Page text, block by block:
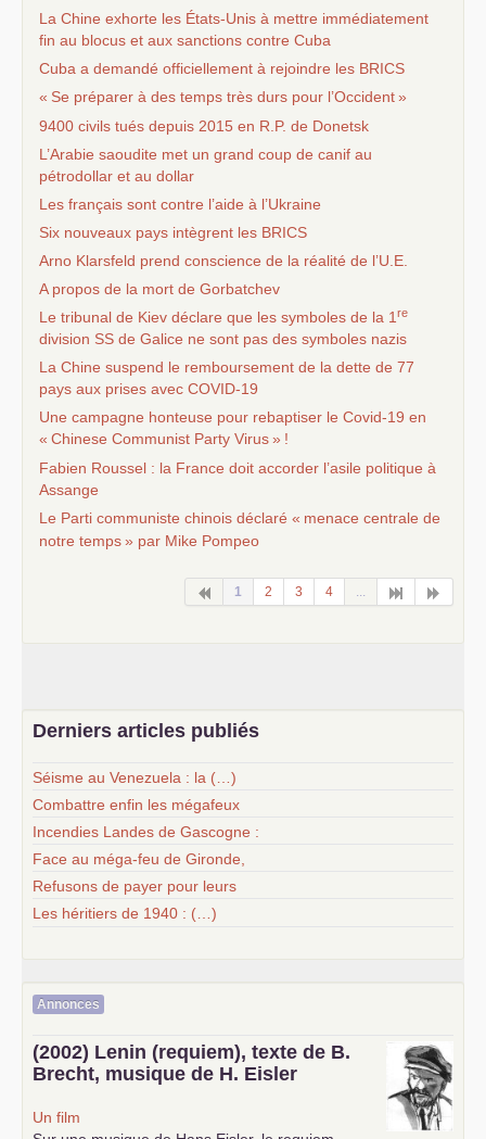
La Chine exhorte les États-Unis à mettre immédiatement
fin au blocus et aux sanctions contre Cuba
Cuba a demandé officiellement à rejoindre les BRICS
« Se préparer à des temps très durs pour l’Occident»
9400 civils tués depuis 2015 en R.P. de Donetsk
L’Arabie saoudite met un grand coup de canif au
pétrodollar et au dollar
Les français sont contre l’aide à l’Ukraine
Six nouveaux pays intègrent les BRICS
Arno Klarsfeld prend conscience de la réalité de l’U.E.
A propos de la mort de Gorbatchev
Le tribunal de Kiev déclare que les symboles de la 1 re
division SS de Galice ne sont pas des symboles nazis
La Chine suspend le remboursement de la dette de 77
pays aux prises avec COVID-19
Une campagne honteuse pour rebaptiser le Covid-19 en
« Chinese Communist Party Virus» !
Fabien Roussel : la France doit accorder l’asile politique à
Assange
Le Parti communiste chinois déclaré « menace centrale de
notre temps» par Mike Pompeo
1 2 3 4 ...
Derniers articles publiés
Séisme au Venezuela : la (…)
Combattre enfin les mégafeux
Incendies Landes de Gascogne :
Face au méga-feu de Gironde,
Refusons de payer pour leurs
Les héritiers de 1940 : (…)
Annonces
(2002) Lenin (requiem), texte de B.
Brecht, musique de H. Eisler
Un film